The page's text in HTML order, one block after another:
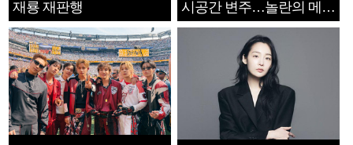
재룡 재판행
시공간 변주…놀란의 메시
지는 ‘전쟁 속죄’